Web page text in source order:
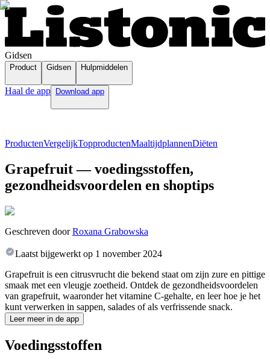
Gidsen
Product Gidsen Hulpmiddelen
Haal de app Download app
ProductenVergelijkTopproductenMaaltijdplannenDiëten
Grapefruit — voedingsstoffen,
gezondheidsvoordelen en shoptips
Geschreven door Roxana Grabowska
Laatst bijgewerkt op 1 november 2024
Grapefruit is een citrusvrucht die bekend staat om zijn zure en pittige
smaak met een vleugje zoetheid. Ontdek de gezondheidsvoordelen
van grapefruit, waaronder het vitamine C-gehalte, en leer hoe je het
kunt verwerken in sappen, salades of als verfrissende snack.
Leer meer in de app
Voedingsstoffen